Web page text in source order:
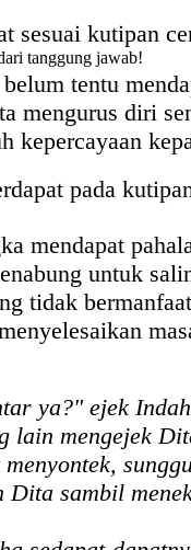
sesuai kutipan
tanggung jawab!
tentu
mengurus diri
kepercayaan
pada
mendapat
untuk
tidak
ya?" ejek
lain mengejek
Dita sambil